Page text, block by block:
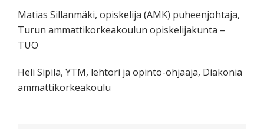
Matias Sillanmäki, opiskelija (AMK) puheenjohtaja,
Turun ammattikorkeakoulun opiskelijakunta –
TUO
Heli Sipilä, YTM, lehtori ja opinto-ohjaaja, Diakonia
ammattikorkeakoulu